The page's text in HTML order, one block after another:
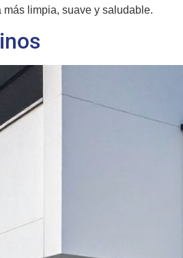
limpia, suave y saludable.